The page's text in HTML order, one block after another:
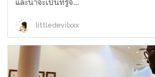
และน่าจะเป็นที่รู้จั...
littledevilxxx